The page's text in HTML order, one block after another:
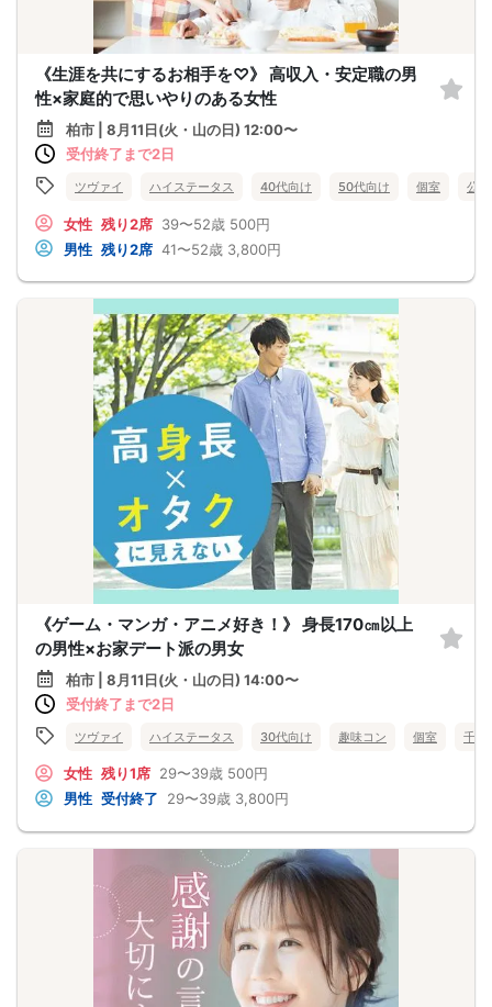
《生涯を共にするお相手を♡》 高収入・安定職の男
性×家庭的で思いやりのある女性
柏市 | 8月11日(火・山の日) 12:00〜
受付終了まで2日
ツヴァイ ハイステータス 40代向け 50代向け 個室 公
女性 残り2席 39〜52歳 500円
男性 残り2席 41〜52歳 3,800円
《ゲーム・マンガ・アニメ好き！》 身長170㎝以上
の男性×お家デート派の男女
柏市 | 8月11日(火・山の日) 14:00〜
受付終了まで2日
ツヴァイ ハイステータス 30代向け 趣味コン 個室 千葉
女性 残り1席 29〜39歳 500円
男性 受付終了 29〜39歳 3,800円